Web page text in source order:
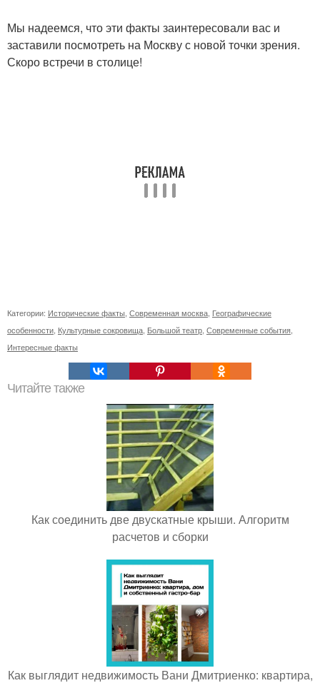
Мы надеемся, что эти факты заинтересовали вас и
заставили посмотреть на Москву с новой точки зрения.
Скоро встречи в столице!
Категории: Исторические факты Современная москва Географические
особенности Культурные сокровища Большой театр Современные события
Интересные факты
Читайте также
Как соединить две двускатные крыши. Алгоритм
расчетов и сборки
Как выглядит недвижимость Вани Дмитриенко: квартира,